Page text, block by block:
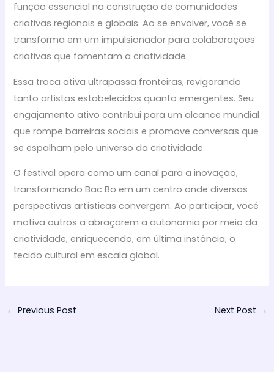
função essencial na construção de comunidades
criativas regionais e globais. Ao se envolver, você se
transforma em um impulsionador para colaborações
criativas que fomentam a criatividade.
Essa troca ativa ultrapassa fronteiras, revigorando
tanto artistas estabelecidos quanto emergentes. Seu
engajamento ativo contribui para um alcance mundial
que rompe barreiras sociais e promove conversas que
se espalham pelo universo da criatividade.
O festival opera como um canal para a inovação,
transformando Bac Bo em um centro onde diversas
perspectivas artísticas convergem. Ao participar, você
motiva outros a abraçarem a autonomia por meio da
criatividade, enriquecendo, em última instância, o
tecido cultural em escala global.
← Previous Post Next Post →